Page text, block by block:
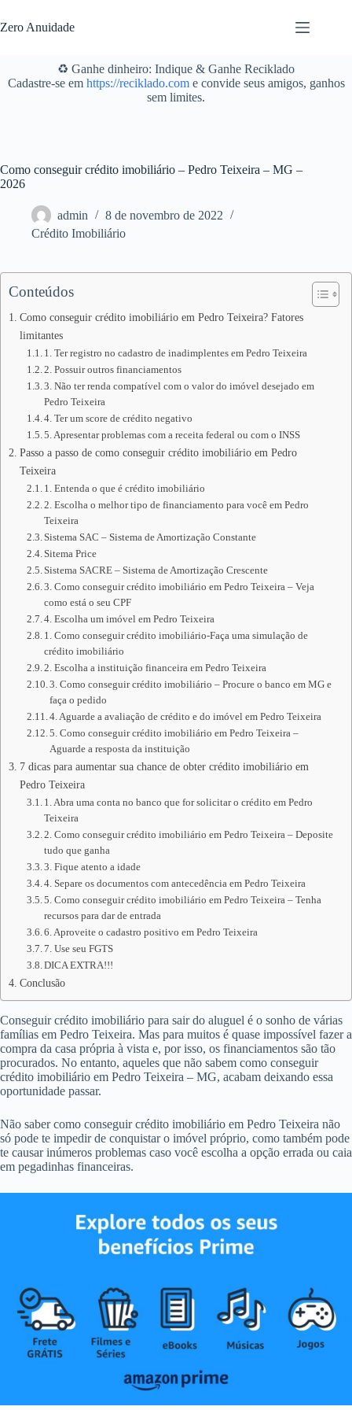
para
o
Zero Anuidade
♻️ Ganhe dinheiro: Indique & Ganhe Reciklado
Cadastre-se em https://reciklado.come convide seus amigos, ganhos
sem limites.
Como conseguir crédito imobiliário – Pedro Teixeira – MG –
2026
admin
8 de novembro de 2022
Crédito Imobiliário
Conteúdos
Como conseguir crédito imobiliário em Pedro Teixeira? Fatores
limitantes
1. Ter registro no cadastro de inadimplentes em Pedro Teixeira
2. Possuir outros financiamentos
3. Não ter renda compatível com o valor do imóvel desejado em
Pedro Teixeira
4. Ter um score de crédito negativo
5. Apresentar problemas com a receita federal ou com o INSS
Passo a passo de como conseguir crédito imobiliário em Pedro
Teixeira
1. Entenda o que é crédito imobiliário
2. Escolha o melhor tipo de financiamento para você em Pedro
Teixeira
Sistema SAC – Sistema de Amortização Constante
Sitema Price
Sistema SACRE – Sistema de Amortização Crescente
3. Como conseguir crédito imobiliário em Pedro Teixeira – Veja
como está o seu CPF
4. Escolha um imóvel em Pedro Teixeira
1. Como conseguir crédito imobiliário-Faça uma simulação de
crédito imobiliário
2. Escolha a instituição financeira em Pedro Teixeira
3. Como conseguir crédito imobiliário – Procure o banco em MG e
faça o pedido
4. Aguarde a avaliação de crédito e do imóvel em Pedro Teixeira
5. Como conseguir crédito imobiliário em Pedro Teixeira –
Aguarde a resposta da instituição
7 dicas para aumentar sua chance de obter crédito imobiliário em
Pedro Teixeira
1. Abra uma conta no banco que for solicitar o crédito em Pedro
Teixeira
2. Como conseguir crédito imobiliário em Pedro Teixeira – Deposite
tudo que ganha
3. Fique atento a idade
4. Separe os documentos com antecedência em Pedro Teixeira
5. Como conseguir crédito imobiliário em Pedro Teixeira – Tenha
recursos para dar de entrada
6. Aproveite o cadastro positivo em Pedro Teixeira
7. Use seu FGTS
DICA EXTRA!!!
Conclusão
Conseguir crédito imobiliário para sair do aluguel é o sonho de várias
famílias em Pedro Teixeira. Mas para muitos é quase impossível fazer a
compra da casa própria à vista e, por isso, os financiamentos são tão
procurados. No entanto, aqueles que não sabem como conseguir
crédito imobiliário em Pedro Teixeira – MG, acabam deixando essa
oportunidade passar.
Não saber como conseguir crédito imobiliário em Pedro Teixeira não
só pode te impedir de conquistar o imóvel próprio, como também pode
te causar inúmeros problemas caso você escolha a opção errada ou caia
em pegadinhas financeiras.